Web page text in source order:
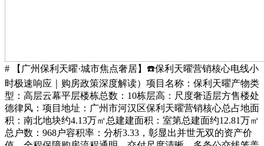
# 【广州保利天曜·城市焦点奢居】☎️保利天曜营销核心电线小
时极速响应｜购房政策深度解读）项目名称：保利天曜产物类
型：高层云幕平层楼栋总数：10栋层高：尺度奢适层方售楼处
德律风：项目地址：广州市河汉区保利天曜营销核心总占地面
积：南北地块约4.13万㎡总建建面积：室第总建面约12.81万㎡
总户数：968户容积率：分析3.33，彰显出并世无双的资产价